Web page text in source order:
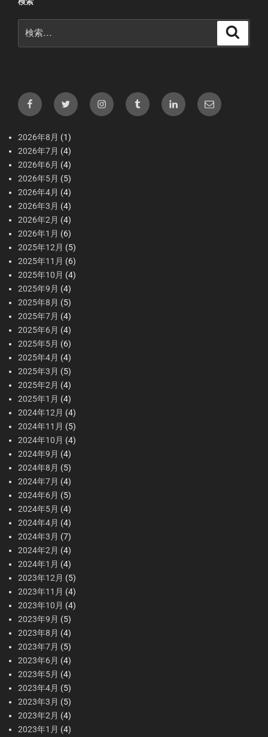
索:
FacebookX（Twitter）Instagramtumblr LInkedIn メ
ー
2026年8月 (1)
2026年7月 (4)
2026年6月 (4)
2026年5月 (5)
2026年4月 (4)
2026年3月 (4)
2026年2月 (4)
2026年1月 (6)
2025年12月 (5)
2025年11月 (6)
2025年10月 (4)
2025年9月 (4)
2025年8月 (5)
2025年7月 (4)
2025年6月 (4)
2025年5月 (6)
2025年4月 (4)
2025年3月 (5)
2025年2月 (4)
2025年1月 (4)
2024年12月 (4)
2024年11月 (5)
2024年10月 (4)
2024年9月 (4)
2024年8月 (5)
2024年7月 (4)
2024年6月 (5)
2024年5月 (4)
2024年4月 (4)
2024年3月 (7)
2024年2月 (4)
2024年1月 (4)
2023年12月 (5)
2023年11月 (4)
2023年10月 (4)
2023年9月 (5)
2023年8月 (4)
2023年7月 (5)
2023年6月 (4)
2023年5月 (4)
2023年4月 (5)
2023年3月 (5)
2023年2月 (4)
2023年1月 (4)